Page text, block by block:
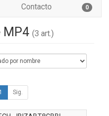
Contacto 0
MP4 (3 art.)
Sig.